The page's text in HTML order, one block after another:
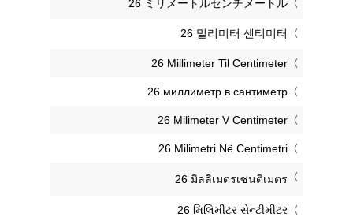
‎26 ミリメートルセンチメートル
‎26 밀리미터 센티미터
‎26 Millimeter Til Centimeter
‎26 миллиметр в сантиметр
‎26 Milimeter V Centimeter
‎26 Milimetri Në Centimetri
‎26 มิลลิเมตรเซนติเมตร
‎26 મિલિમીટર સેન્ટીમીટર